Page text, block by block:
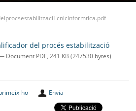
del procés estabilització
Document PDF, 241 KB (247530 bytes)
ho Envia